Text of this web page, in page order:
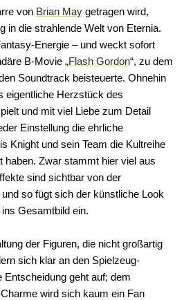
von Brian May getragen wird,
in die strahlende Welt von Eternia.
Energie – und weckt sofort
B-Movie „Flash Gordon“, zu dem
Soundtrack beisteuerte. Ohnehin
eigentliche Herzstück des
und mit viel Liebe zum Detail
Einstellung die ehrliche
Knight und sein Team die Kultreihe
haben. Zwar stammt hier viel aus
sind sichtbar von der
so fügt sich der künstliche Look
Gesamtbild ein.
der Figuren, die nicht großartig
sich klar an den Spielzeug-
Entscheidung geht auf; dem
wird sich kaum ein Fan